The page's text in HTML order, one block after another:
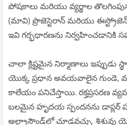
పోషకాలు మరియు వ్యర్థాల
(మావి) ప్రొజెస్టెరాన్ మరియు ఈస్ట్రోజెన్
ఇవి గర్భధారణను
చాలా క్లిష్టమైన నిర్మాణాలు ఇప్పుడు
యొక్క ప్రధాన అవయవాలైన గుండె,
కాలేయం పనిచేస్తాయి. రక్తప్రసరణ
బలమైన హృదయ స్పందనను డాప్లర్
అల్ట్రాసౌండ్‌లో చూడవచ్చు.